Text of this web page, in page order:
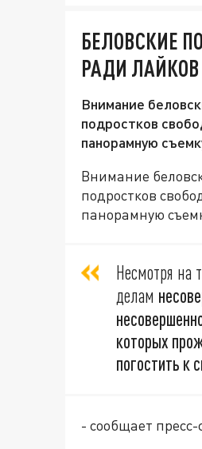
БЕЛОВСКИЕ
РАДИ ЛАЙКОВ
Внимание
подростков
панорамную
Внимание
подростков
панорамную
Несмотря на
делам
которых
погостить к
- сообщает